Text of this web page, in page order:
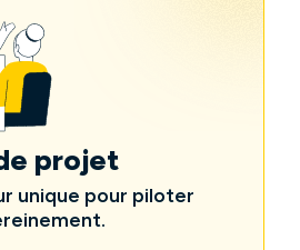
projet
unique pour piloter